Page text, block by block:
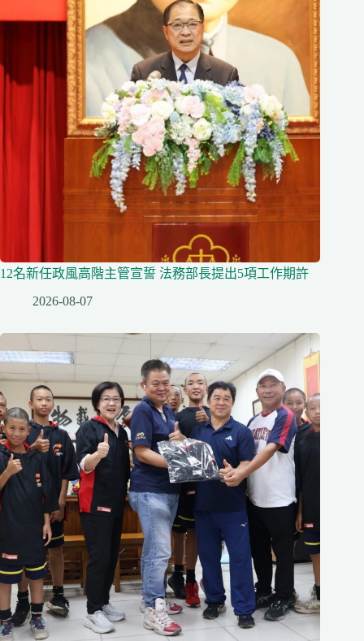
12名新任政風高階主管宣誓 法務部長提出5項工作期許
2026-08-07